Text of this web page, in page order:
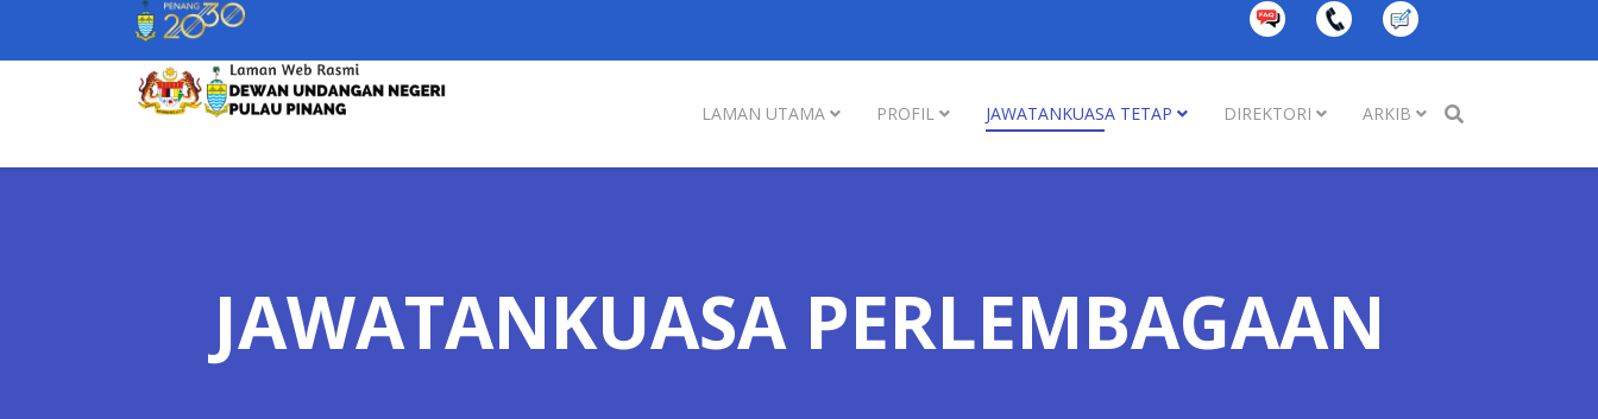
LAMAN UTAMA PROFIL JAWATANKUASA TETAP DIREKTORI ARKIB
JAWATANKUASA PERLEMBAGAAN